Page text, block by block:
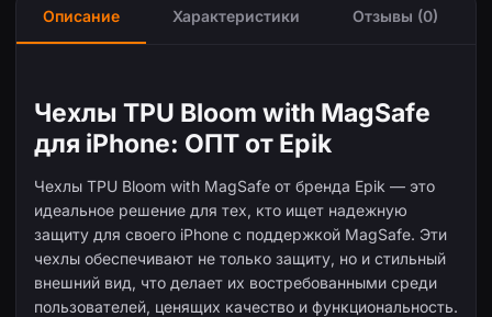
Описание Характеристики Отзывы (0)
Чехлы TPU Bloom with MagSafe
для iPhone: ОПТ от Epik
Чехлы TPU Bloom with MagSafe от бренда Epik — это
идеальное решение для тех, кто ищет надежную
защиту для своего iPhone с поддержкой MagSafe. Эти
чехлы обеспечивают не только защиту, но и стильный
внешний вид, что делает их востребованными среди
пользователей, ценящих качество и функциональность.